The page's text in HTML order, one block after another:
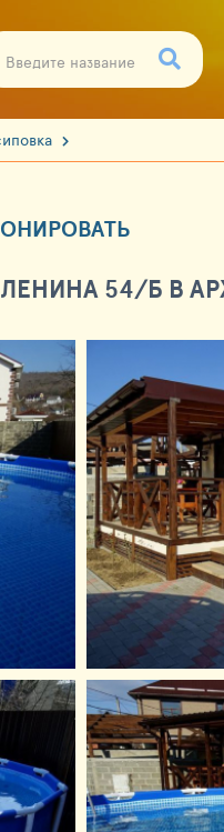
54/Б В